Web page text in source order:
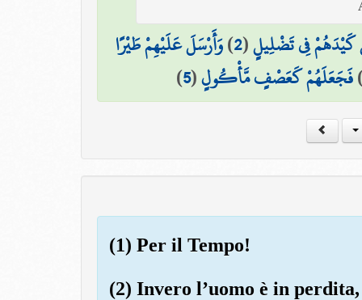
كَيْدَهُمْ فِي تَضْلِيلٍ(
2
)وَأَرْسَلَ عَلَيْهِمْ طَيْرًا
فَجَعَلَهُمْ كَعَصْفٍ مَّأْكُولٍ(
5
)
(1) Per il Tempo!
(2) Invero l’uomo è in perdita,